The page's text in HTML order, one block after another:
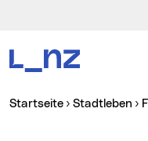
Sie sind hier:
Startseite Stadtleben